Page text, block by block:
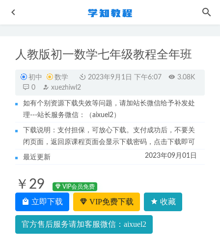
人教版初一数学七年级教程全年班
初中 数学 2023年9月1日 下午6:07
3.08K
0
xuezhiwl2
如有个别资源下载失效等问题，请加站长微信给予补发处
理---站长服务微信：（aixuel2）
下载说明：支付担保，可放心下载。支付成功后，不要关
闭页面，返回原课程页面会显示下载密码，点击下载即可
最近更新 2023年09月01日
￥29 VIP会员免费
立即下载 VIP免费下载 收藏
官方售后服务请加客服微信：aixuel2
邵轶辰2024高三历史一二三轮复习全年班网课教程
29
作业帮2023郑梦瑶高三物理a+春季班高考物理二三轮复习视
频教程+课堂笔记
资源下载
2022-09-22
2023作业帮龚政高二物理a班寒假班视频教程+课堂笔记
2023-05-12
作业帮2023刘天麒高三数学a班高考二轮复习视频教程+课堂